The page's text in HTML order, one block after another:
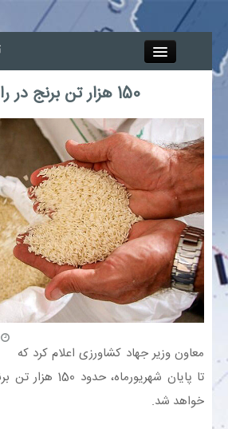
جذب خبرنگار
آگهی استخدام
پیوند‌ها
چند رسانه‌ای
صنعت معدن و تجارت
بیمه و بورس
150 هزار تن برنج در راه بازار
معاون وزیر جهاد کشاورزی اعلام کرد که
تا پایان
خواهد شد.